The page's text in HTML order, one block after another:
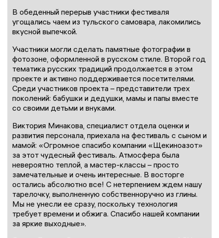
В обеденный перерыв участники фестиваля
угощались чаем из тульского самовара, лакомились
вкусной выпечкой.
Участники могли сделать памятные фотографии в
фотозоне, оформленной в русском стиле. Второй год
тематика русских традиций продолжается в этом
проекте и активно поддерживается посетителями.
Среди участников проекта – представители трех
поколений: бабушки и дедушки, мамы и папы вместе
со своими детьми и внуками.
Виктория Минакова, специалист отдела оценки и
развития персонала, приехала на фестиваль с сыном и
мамой: «Огромное спасибо компании «Щекиноазот»
за этот чудесный фестиваль. Атмосфера была
невероятно теплой, а мастер-классы – просто
замечательные и очень интересные. В восторге
остались абсолютно все! С нетерпением ждем нашу
тарелочку, выполненную собственноручно из глины.
Мы не унесли ее сразу, поскольку технология
требует времени и обжига. Спасибо нашей компании
за яркие выходные».